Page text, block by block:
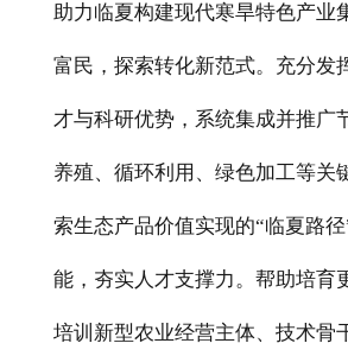
助力临夏构建现代寒旱特色产业
富民，探索转化新范式。充分发
才与科研优势，系统集成并推广
养殖、循环利用、绿色加工等关
索生态产品价值实现的“临夏路
能，夯实人才支撑力。帮助培育
培训新型农业经营主体、技术骨